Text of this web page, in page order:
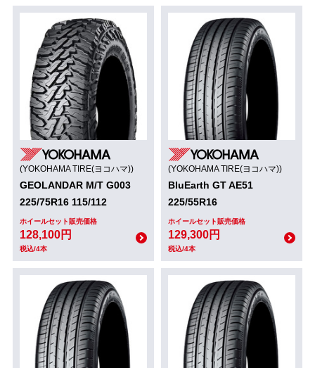
(YOKOHAMA TIRE(ヨコハマ))
GEOLANDAR M/T G003
225/75R16 115/112
ホイールセット販売価格
128,100円
税込/4本
(YOKOHAMA TIRE(ヨコハマ))
BluEarth GT AE51
225/55R16
ホイールセット販売価格
129,300円
税込/4本